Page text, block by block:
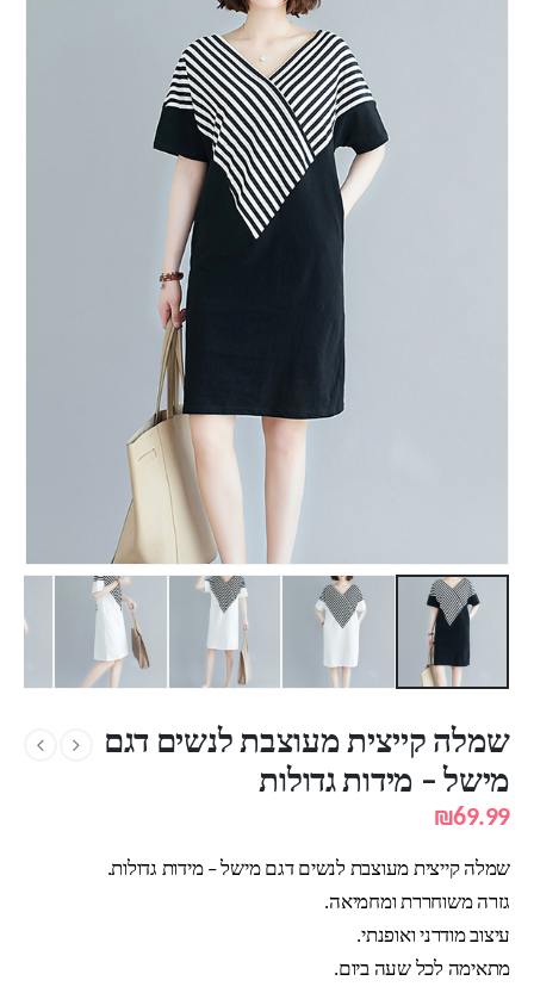
שמלה קייצית מעוצבת לנשים דגם
מישל – מידות גדולות
₪69.99
שמלה קייצית מעוצבת לנשים דגם מישל – מידות גדולות.
גזרה משוחררת ומחמיאה.
עיצוב מודרני ואופנתי.
מתאימה לכל שעה ביום.